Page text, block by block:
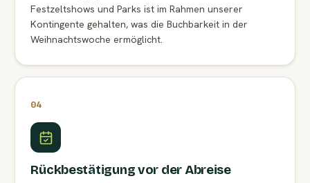
Festzeltshows und Parks ist im Rahmen unserer
Kontingente gehalten, was die Buchbarkeit in der
Weihnachtswoche ermöglicht.
04
Rückbestätigung vor der Abreise